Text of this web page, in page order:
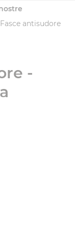
Fasce antisudore
-